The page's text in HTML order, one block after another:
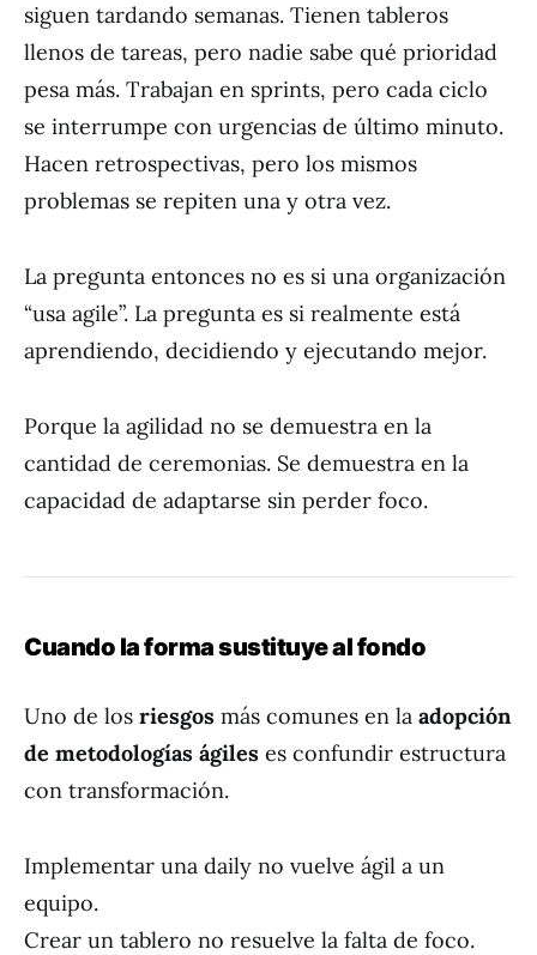
siguen tardando semanas. Tienen tableros
llenos de tareas, pero nadie sabe qué prioridad
pesa más. Trabajan en sprints, pero cada ciclo
se interrumpe con urgencias de último minuto.
Hacen retrospectivas, pero los mismos
problemas se repiten una y otra vez.
La pregunta entonces no es si una organización
“usa agile”. La pregunta es si realmente está
aprendiendo, decidiendo y ejecutando mejor.
Porque la agilidad no se demuestra en la
cantidad de ceremonias. Se demuestra en la
capacidad de adaptarse sin perder foco.
Cuando la forma sustituye al fondo
Uno de los riesgos más comunes en la adopción
de metodologías ágiles es confundir estructura
con transformación.
Implementar una daily no vuelve ágil a un
equipo.
Crear un tablero no resuelve la falta de foco.